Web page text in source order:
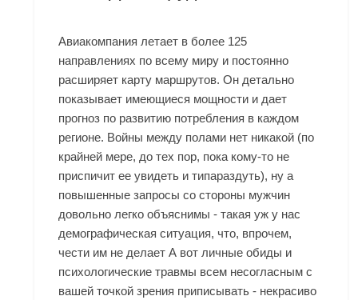
Авиакомпания летает в более 125
направлениях по всему миру и постоянно
расширяет карту маршрутов. Он детально
показывает имеющиеся мощности и дает
прогноз по развитию потребления в каждом
регионе. Войны между полами нет никакой (по
крайней мере, до тех пор, пока кому-то не
приспичит ее увидеть и типараздуть), ну а
повышенные запросы со стороны мужчин
довольно легко объяснимы - такая уж у нас
демографическая ситуация, что, впрочем,
чести им не делает А вот личные обиды и
психологические травмы всем несогласным с
вашей точкой зрения приписывать - некрасиво